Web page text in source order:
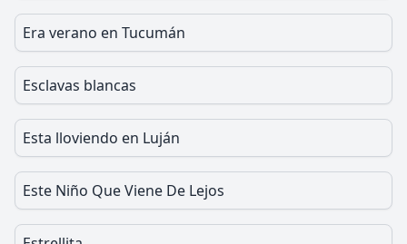
Era verano en Tucumán
Esclavas blancas
Esta lloviendo en Luján
Este Niño Que Viene De Lejos